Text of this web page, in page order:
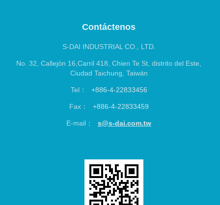
S-DAI INDUSTRIAL CO., LTD.
No. 32, Callejón 16,Carril 418, Chien Te St, distrito del Este,
Ciudad Taichung, Taiwán
Tel： +886-4-22833456
Fax： +886-4-22833459
E-mail： s@s-dai.com.tw